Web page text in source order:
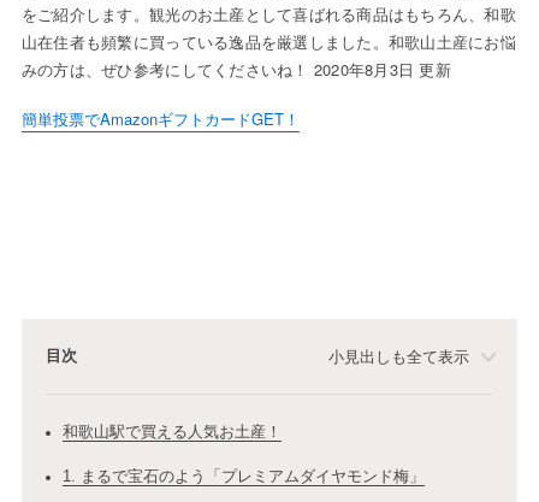
をご紹介します。観光のお土産として喜ばれる商品はもちろん、和歌
山在住者も頻繁に買っている逸品を厳選しました。和歌山土産にお悩
みの方は、ぜひ参考にしてくださいね！ 2020年8月3日 更新
簡単投票でAmazonギフトカードGET！
目次 小見出しも全て表示
和歌山駅で買える人気お土産！
1. まるで宝石のよう「プレミアムダイヤモンド梅」